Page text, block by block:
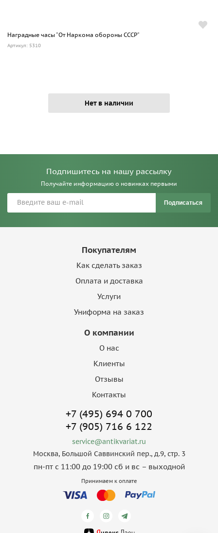
Наградные часы "От Наркома обороны СССР"
Артикул: 5310
Нет в наличии
Подпишитесь на нашу рассылку
Получайте информацию о новинках первыми
Подписаться
Покупателям
Как сделать заказ
Оплата и доставка
Услуги
Униформа на заказ
О компании
О нас
Клиенты
Отзывы
Контакты
+7 (495) 694 0 700
+7 (905) 716 6 122
service@antikvariat.ru
Москва, Большой Саввинский пер., д.9, стр. 3
пн-пт с 11:00 до 19:00 сб и вс – выходной
Принимаем к оплате